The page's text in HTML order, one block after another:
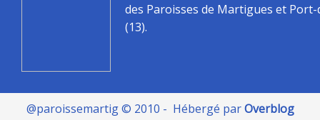
des Paroisses de Martigues et
(13).
@paroissemartig © 2010 - Hébergé parOverblog